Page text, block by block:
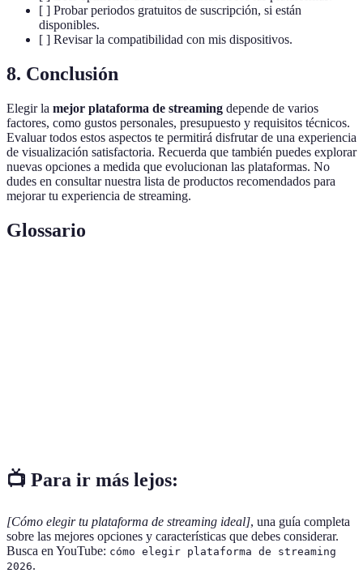
[ ] Probar periodos gratuitos de suscripción, si están
disponibles.
[ ] Revisar la compatibilidad con mis dispositivos.
8. Conclusión
Elegir la mejor plataforma de streaming depende de varios
factores, como gustos personales, presupuesto y requisitos técnicos.
Evaluar todos estos aspectos te permitirá disfrutar de una experiencia
de visualización satisfactoria. Recuerda que también puedes explorar
nuevas opciones a medida que evolucionan las plataformas. No
dudes en consultar nuestra lista de productos recomendados para
mejorar tu experiencia de streaming.
Glossario
📺 Para ir más lejos:
[Cómo elegir tu plataforma de streaming ideal], una guía completa
sobre las mejores opciones y características que debes considerar.
Busca en YouTube: cómo elegir plataforma de streaming
2026.